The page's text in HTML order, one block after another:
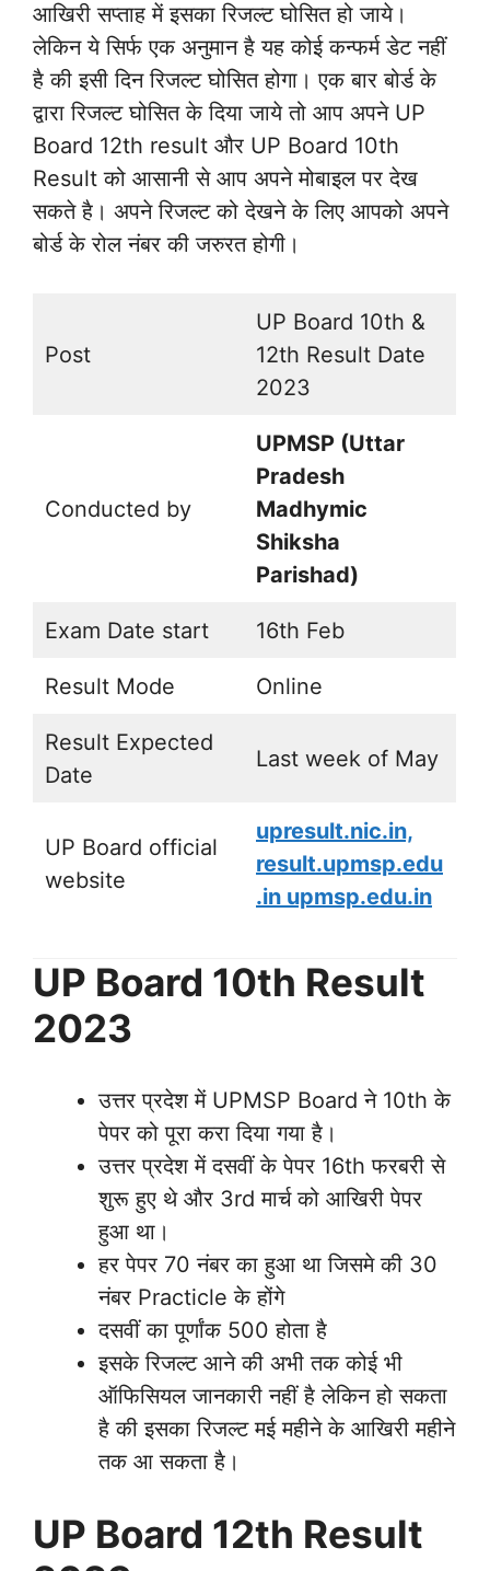
आखिरी सप्ताह में इसका रिजल्ट घोसित हो जाये।
लेकिन ये सिर्फ एक अनुमान है यह कोई कन्फर्म डेट नहीं
है की इसी दिन रिजल्ट घोसित होगा। एक बार बोर्ड के
द्वारा रिजल्ट घोसित के दिया जाये तो आप अपने UP
Board 12th result और UP Board 10th
Result को आसानी से आप अपने मोबाइल पर देख
सकते है। अपने रिजल्ट को देखने के लिए आपको अपने
बोर्ड के रोल नंबर की जरुरत होगी।
Post
UP Board 10th &
12th Result Date
2023
Conducted by
UPMSP (Uttar
Pradesh
Madhymic
Shiksha
Parishad)
Exam Date start 16th Feb
Result Mode Online
Result Expected
Date
Last week of May
UP Board official
website
upresult.nic.in,
result.upmsp.edu
.in upmsp.edu.in
UP Board 10th Result
2023
उत्तर प्रदेश में UPMSP Board ने 10th के
पेपर को पूरा करा दिया गया है।
उत्तर प्रदेश में दसवीं के पेपर 16th फरबरी से
शुरू हुए थे और 3rd मार्च को आखिरी पेपर
हुआ था।
हर पेपर 70 नंबर का हुआ था जिसमे की 30
नंबर Practicle के होंगे
दसवीं का पूर्णांक 500 होता है
इसके रिजल्ट आने की अभी तक कोई भी
ऑफिसियल जानकारी नहीं है लेकिन हो सकता
है की इसका रिजल्ट मई महीने के आखिरी महीने
तक आ सकता है।
UP Board 12th Result